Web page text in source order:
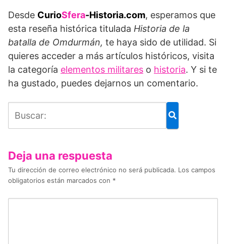
Desde CurioSfera-Historia.com, esperamos que
esta reseña histórica titulada Historia de la
batalla de Omdurmán, te haya sido de utilidad. Si
quieres acceder a más artículos históricos, visita
la categoría elementos militares o historia. Y si te
ha gustado, puedes dejarnos un comentario.
Deja una respuesta
Tu dirección de correo electrónico no será publicada. Los campos
obligatorios están marcados con *